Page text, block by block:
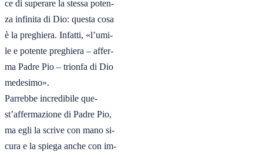
ce di superare la stessa poten-
za infinita di Dio: questa cosa
è la preghiera. Infatti, «l’umi-
le e potente preghiera – affer-
ma Padre Pio – trionfa di Dio
medesimo».
Parrebbe incredibile que-
st’affermazione di Padre Pio,
ma egli la scrive con mano si-
cura e la spiega anche con im-